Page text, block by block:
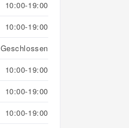
10:00-19:00
10:00-19:00
Geschlossen
10:00-19:00
10:00-19:00
10:00-19:00